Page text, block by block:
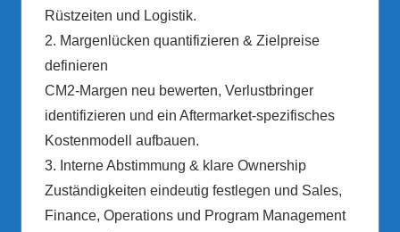
Rüstzeiten und Logistik.
2. Margenlücken quantifizieren & Zielpreise
definieren
CM2-Margen neu bewerten, Verlustbringer
identifizieren und ein Aftermarket-spezifisches
Kostenmodell aufbauen.
3. Interne Abstimmung & klare Ownership
Zuständigkeiten eindeutig festlegen und Sales,
Finance, Operations und Program Management